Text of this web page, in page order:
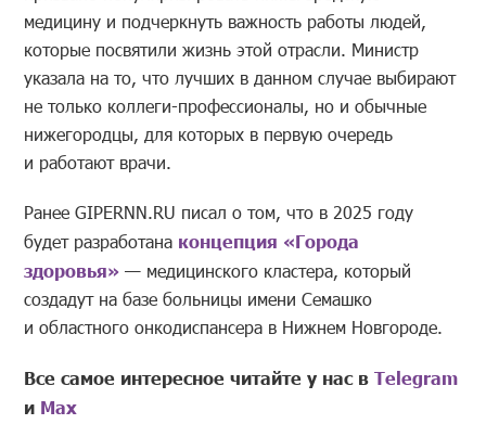
медицину и подчеркнуть важность работы людей,
которые посвятили жизнь этой отрасли. Министр
указала на то, что лучших в данном случае выбирают
не только коллеги-профессионалы, но и обычные
нижегородцы, для которых в первую очередь
и работают врачи.
Ранее GIPERNN.RU писал о том, что в 2025 году
будет разработана концепция «Города
здоровья» — медицинского кластера, который
создадут на базе больницы имени Семашко
и областного онкодиспансера в Нижнем Новгороде.
Все самое интересное читайте у нас вTelegram
и Mах